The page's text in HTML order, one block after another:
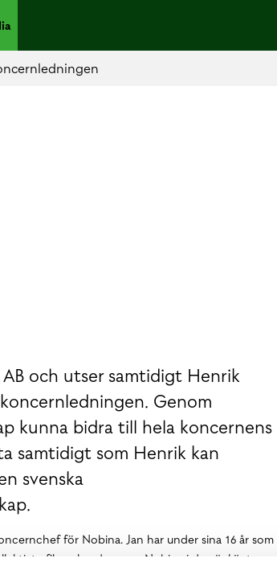
och utser samtidigt Henrik
Genom
kunna bidra till hela koncernens
samtidigt som Henrik kan
svenska
för Nobina. Jan har under sina 16 år som
som Nobina i dag är känt
och en ytterligare hävstång